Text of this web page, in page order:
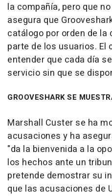
la compañía, pero que
asegura que
catálogo por orden de
parte de los usuarios. El
entender que cada día
servicio sin que se
GROOVESHARK SE
Marshall Custer se ha
acusaciones y ha
"da la bienvenida a la
los hechos ante un
pretende demostrar su
que las acusaciones de